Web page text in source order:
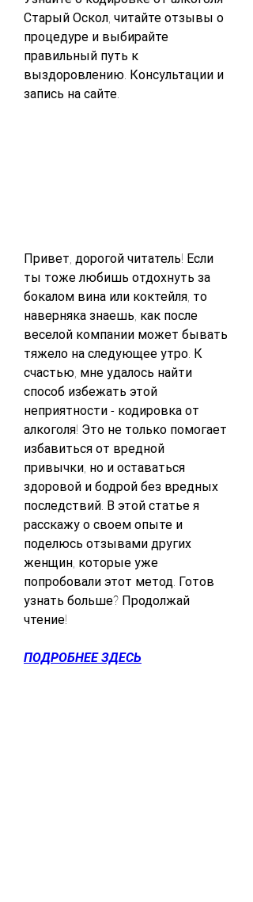
Старый Оскол, читайте отзывы о
процедуре и выбирайте
правильный путь к
выздоровлению. Консультации и
запись на сайте.
Привет, дорогой читатель! Если
ты тоже любишь отдохнуть за
бокалом вина или коктейля, то
наверняка знаешь, как после
веселой компании может бывать
тяжело на следующее утро. К
счастью, мне удалось найти
способ избежать этой
неприятности - кодировка от
алкоголя! Это не только помогает
избавиться от вредной
привычки, но и оставаться
здоровой и бодрой без вредных
последствий. В этой статье я
расскажу о своем опыте и
поделюсь отзывами других
женщин, которые уже
попробовали этот метод. Готов
узнать больше? Продолжай
чтение!
ПОДРОБНЕЕ ЗДЕСЬ